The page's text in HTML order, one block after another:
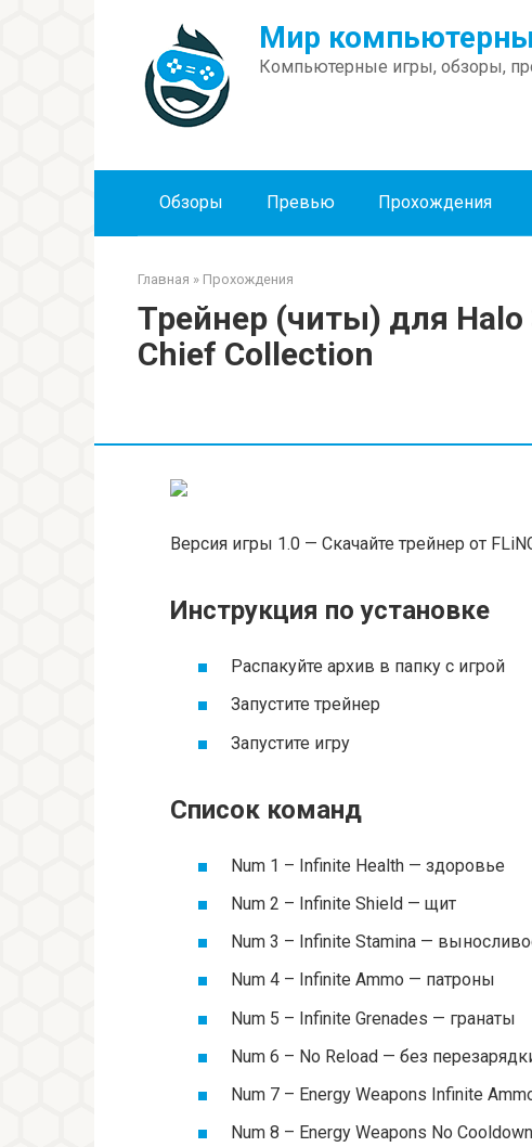
Мир
Компьютерные игры, обзоры,
Обзоры Превью Прохождения
Главная » Прохождения
Трейнер (читы) для Halo
Chief Collection
Версия игры 1.0 — Скачайте трейнер от
Инструкция по установке
Распакуйте архив в папку с игрой
Запустите трейнер
Запустите игру
Список команд
Num 1 – Infinite Health — здоровье
Num 2 – Infinite Shield — щит
Num 3 – Infinite Stamina —
Num 4 – Infinite Ammo — патроны
Num 5 – Infinite Grenades — гранаты
Num 6 – No Reload — без
Num 7 – Energy Weapons Infinite
Num 8 – Energy Weapons No